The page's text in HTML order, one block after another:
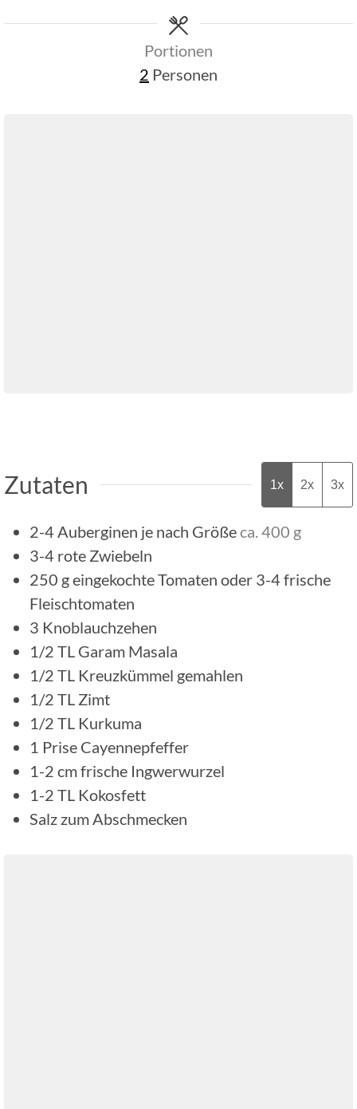
Portionen
2 Personen
Zutaten 1x 2x 3x
2-4Auberginen je nach Größeca. 400 g
3-4 rote Zwiebeln
250 geingekochte Tomaten oder 3-4 frische
Fleischtomaten
3 Knoblauchzehen
1/2 TL Garam Masala
1/2 TL Kreuzkümmel gemahlen
1/2 TL Zimt
1/2 TL Kurkuma
1 Prise Cayennepfeffer
1-2 cmfrische Ingwerwurzel
1-2 TL Kokosfett
Salz zum Abschmecken